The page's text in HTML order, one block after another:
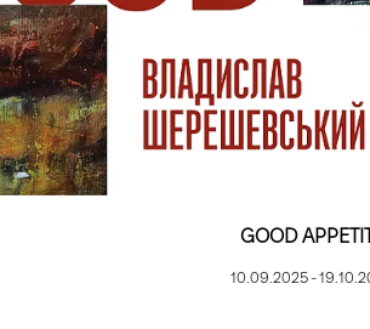
GOOD
10.09.2025 -